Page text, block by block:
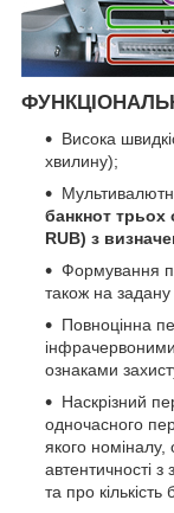
Висока
хвилину);
банкнот трьох
RUB) з
Формування
також на
Повноцінна
ознаками
Наскрізний
одночасного
якого номіналу,
автентичності
та про кількість